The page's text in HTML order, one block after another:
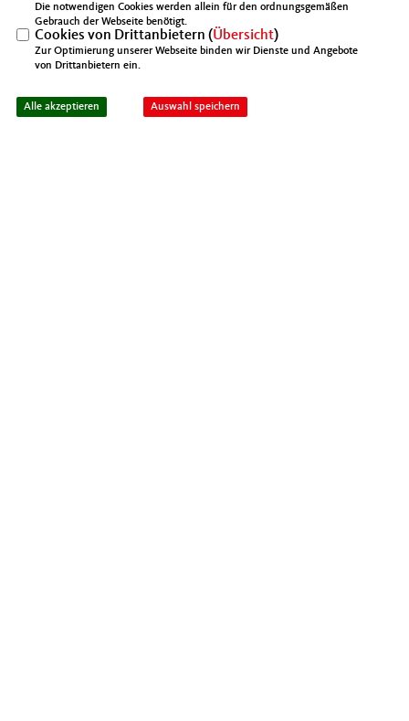
Die notwendigen Cookies werden allein für den ordnungsgemäßen
Gebrauch der Webseite benötigt.
Cookies von Drittanbietern (Übersicht)
Zur Optimierung unserer Webseite binden wir Dienste und Angebote
von Drittanbietern ein.
Alle akzeptieren Auswahl speichern